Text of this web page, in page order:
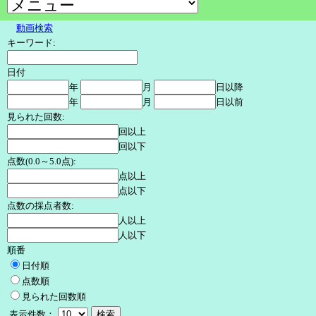
動画検索
キーワード:
日付
年
月
日以降
年
月
日以前
見られた回数:
回以上
回以下
点数(0.0～5.0点):
点以上
点以下
点数の採点者数:
人以上
人以下
順番
日付順
点数順
見られた回数順